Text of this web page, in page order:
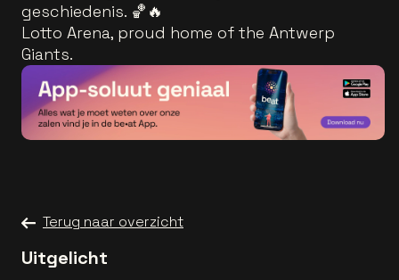
geschiedenis. 🏀🔥
Lotto Arena, proud home of the Antwerp
Giants.
Terug naar overzicht
Uitgelicht